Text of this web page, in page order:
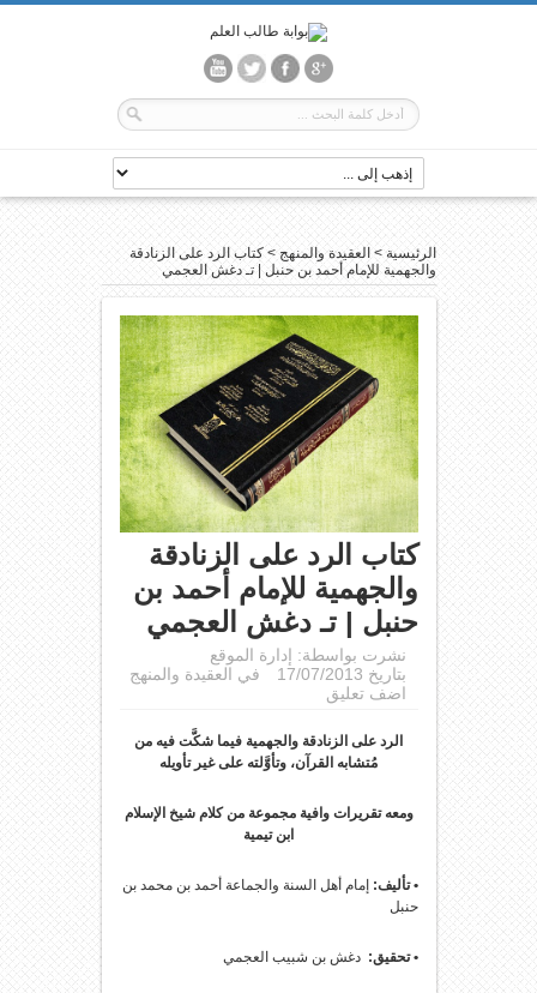
الرئيسية > العقيدة والمنهج >كتاب الرد على الزنادقة
والجهمية للإمام أحمد بن حنبل | تـ دغش العجمي
كتاب الرد على الزنادقة
والجهمية للإمام أحمد بن
حنبل | تـ دغش العجمي
نشرت بواسطة: إدارة الموقع
بتاريخ 17/07/2013
في
العقيدة والمنهج
اضف تعليق
الرد على الزنادقة والجهمية فيما شكَّت فيه من
مُتشابه القرآن، وتأوَّلته على غير تأويله
ومعه تقريرات وافية مجموعة من كلام شيخ الإسلام
ابن تيمية
• تأليف: إمام أهل السنة والجماعة أحمد بن محمد بن
حنبل
• تحقيق: دغش بن شبيب العجمي